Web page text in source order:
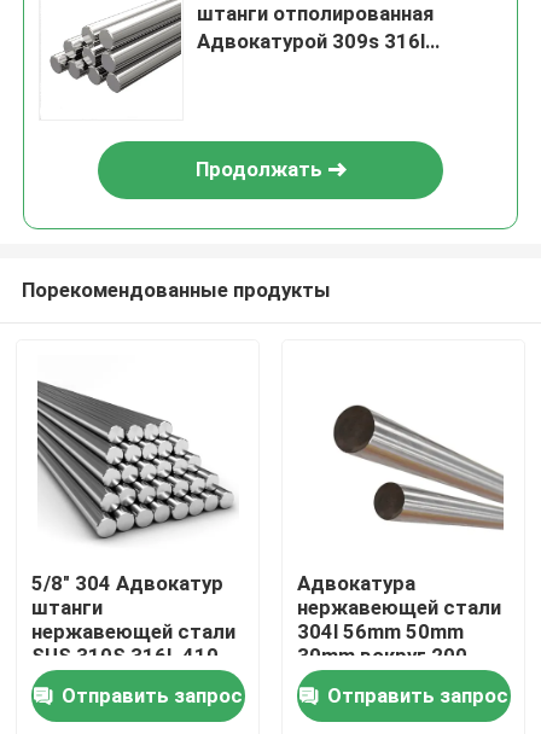
Дом
Продукты
Видео
штанги отполированная
Адвокатурой 309s 316l
Продолжать
Порекомендованные продукты
5/8" 304 Адвокатур
штанги
нержавеющей стали
SUS 310S 316L 410
316 5/16" 7/16" 12mm
1200mm ASTM 201
Отправить запрос
Адвокатура
нержавеющей стали
304l 56mm 50mm
30mm вокруг 200
серий 300 серий 400
серийОтправить запрос